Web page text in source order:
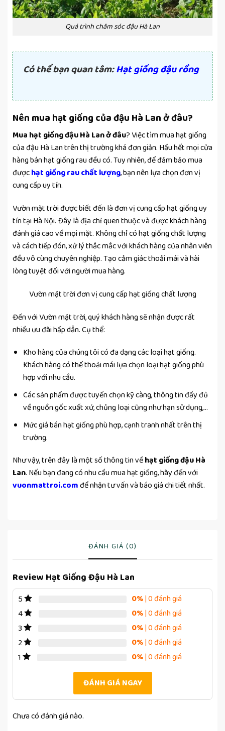
Quá trình chăm sóc đậu Hà Lan
Có thể bạn quan tâm:Hạt giống đậu rồng
Nên mua hạt giống của đậu Hà Lan ở đâu?
Mua hạt giống đậu Hà Lan ở đâu? Việc tìm mua hạt giống
của đậu Hà Lan trên thị trường khá đơn giản. Hầu hết mọi cửa
hàng bán hạt giống rau đều có. Tuy nhiên, để đảm bảo mua
đượchạt giống rau chất lượng, bạn nên lựa chọn đơn vị
cung cấp uy tín.
Vườn mặt trời được biết đến là đơn vị cung cấp hạt giống uy
tín tại Hà Nội. Đây là địa chỉ quen thuộc và được khách hàng
đánh giá cao về mọi mặt. Không chỉ có hạt giống chất lượng
và cách tiếp đón, xử lý thắc mắc với khách hàng của nhân viên
đều vô cùng chuyên nghiệp. Tạo cảm giác thoải mái và hài
lòng tuyệt đối với người mua hàng.
Vườn mặt trời đơn vị cung cấp hạt giống chất lượng
Đến với Vườn mặt trời, quý khách hàng sẽ nhận được rất
nhiều ưu đãi hấp dẫn. Cụ thể:
Kho hàng của chúng tôi có đa dạng các loại hạt giống.
Khách hàng có thể thoải mái lựa chọn loại hạt giống phù
hợp với nhu cầu.
Các sản phẩm được tuyển chọn kỹ càng, thông tin đầy đủ
về nguồn gốc xuất xứ, chủng loại cũng như hạn sử dụng,…
Mức giá bán hạt giống phù hợp, cạnh tranh nhất trên thị
trường.
Như vậy, trên đây là một số thông tin vềhạt giống đậu Hà
Lan. Nếu bạn đang có nhu cầu mua hạt giống, hãy đến với
vuonmattroi.comđể nhận tư vấn và báo giá chi tiết nhất.
ĐÁNH GIÁ (0)
Review Hạt Giống Đậu Hà Lan
5 0%| 0 đánh giá
4
0%| 0 đánh giá
3
0%| 0 đánh giá
2
0%| 0 đánh giá
1
0%| 0 đánh giá
ĐÁNH GIÁ NGAY
Chưa có đánh giá nào.